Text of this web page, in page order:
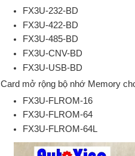
FX3U-232-BD
FX3U-422-BD
FX3U-485-BD
FX3U-CNV-BD
FX3U-USB-BD
Card mở rộng bộ nhớ Memory
FX3U-FLROM-16
FX3U-FLROM-64
FX3U-FLROM-64L